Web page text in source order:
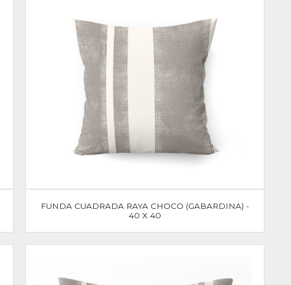
FUNDA CUADRADA RAYA CHOCO (GABARDINA) -
40 X 40